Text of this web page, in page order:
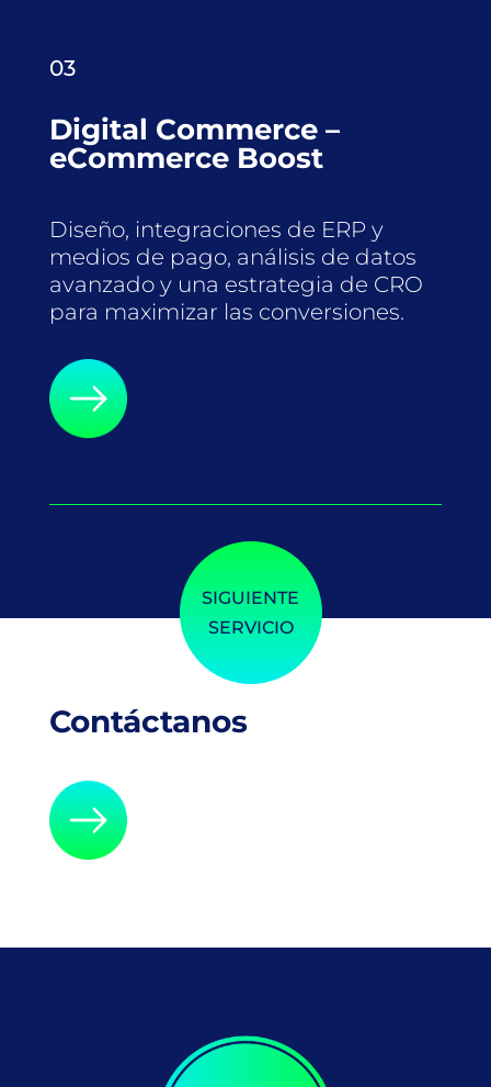
03
Digital Commerce –
eCommerce Boost
Diseño, integraciones de ERP y
medios de pago, análisis de datos
avanzado y una estrategia de CRO
para maximizar las conversiones.
SIGUIENTE
SERVICIO
Contáctanos